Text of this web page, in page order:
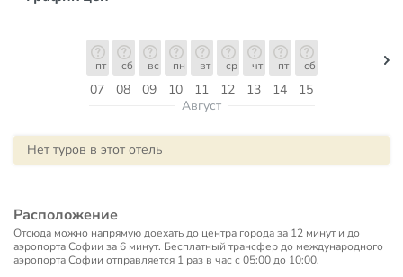
07
пт
08
сб
09
вс
10
пн
11
вт
12
ср
13
чт
14
пт
15
сб
Август
Нет туров в этот отель
Расположение
Отсюда можно напрямую доехать до центра города за 12 минут и до
аэропорта Софии за 6 минут. Бесплатный трансфер до международного
аэропорта Софии отправляется 1 раз в час с 05:00 до 10:00.